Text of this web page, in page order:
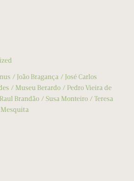
João Bragança
José Carlos
Museu Berardo
Pedro Vieira de
Raul Brandão Susa Monteiro
Teresa